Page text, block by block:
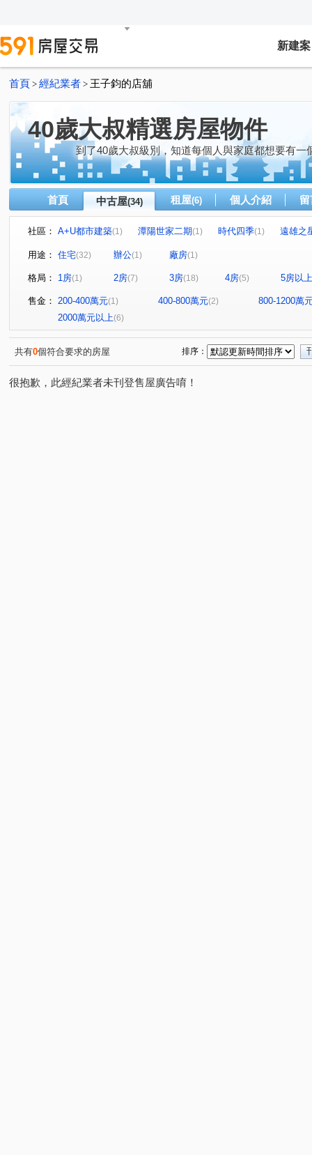
新建案
首頁 > 經紀業者 > 王子鈞的店舖
40歲大叔精選房屋物件
到了40歲大叔級別，知道每個人與家庭都想要有一
首頁 中古屋(34) 租屋(6) 個人介紹
社區： A+U都市建築(1) 潭陽世家二期(1) 時代四季(1)
遠雄之
精誠二十八街
(1) (1)
惠宇世紀願景 (1) 昂峰謙若樹(1) 市政寶佳麗
戀曲
太子龍(1) 領袖江山 大城雲杉(1) 久樘好雅(1)
荷
翰陽尊邸(1) 大墩園邸
華美西街二段(1) 港都路(1) 大容東街(1) 精誠二十八街
忠明南路(1) 東興路二段(1) 建興路(1)
美村路二段(2) 學府路(1) 文心路二段(1) 太原路三段(1)
大墩十七街(1) 至善路 (1) 高工路
用途： 住宅(32) 辦公(1) 廠房(1)
格局： 1房(1) 2房(7) 3房(18) 4房(5) 5房以上
售金： 200-400萬元(1) 400-800萬元(2)
800-1200萬
2000萬元以上(6)
共有0個符合要求的房屋 排序：
很抱歉，此經紀業者未刊登售屋廣告唷！